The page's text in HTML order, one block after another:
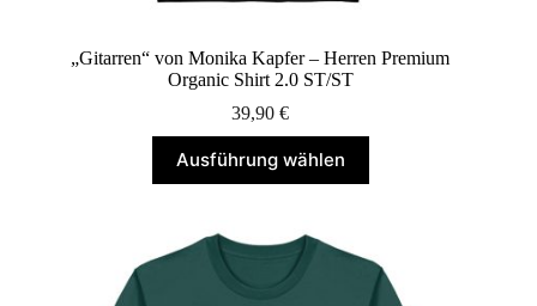
„Gitarren“ von Monika Kapfer – Herren Premium
Organic Shirt 2.0 ST/ST
39,90€
Ausführung wählen
Produkt
weist
Varianten
auf.